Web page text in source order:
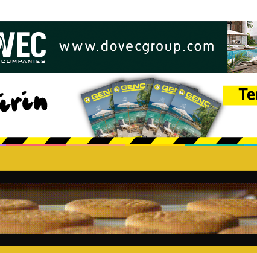
kaybetmesinin ardından isyan etti: Affet bizi Turan amca